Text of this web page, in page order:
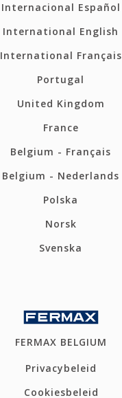
Internacional Español
International English
International Français
Portugal
United Kingdom
France
Belgium - Français
Belgium - Nederlands
Polska
Norsk
Svenska
FERMAX BELGIUM
Privacybeleid
Cookiesbeleid